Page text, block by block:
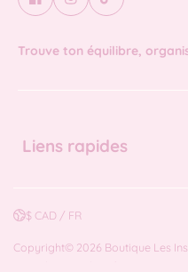
Trouve ton équilibre,
Liens rapides
$ CAD / FR
Copyright© 2026 Boutique Les